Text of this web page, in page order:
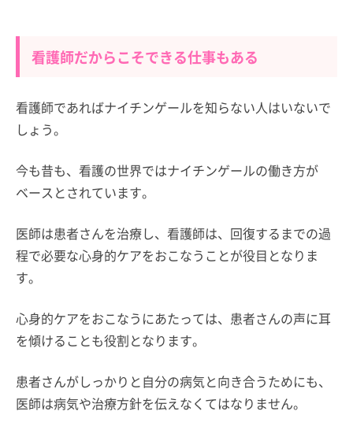
看護師だからこそできる仕事もある
看護師であればナイチンゲールを知らない人はいないで
しょう。
今も昔も、看護の世界ではナイチンゲールの働き方が
ベースとされています。
医師は患者さんを治療し、看護師は、回復するまでの過
程で必要な心身的ケアをおこなうことが役目となりま
す。
心身的ケアをおこなうにあたっては、患者さんの声に耳
を傾けることも役割となります。
患者さんがしっかりと自分の病気と向き合うためにも、
医師は病気や治療方針を伝えなくてはなりません。